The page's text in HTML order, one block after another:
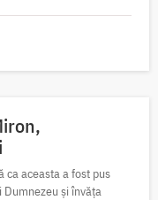
ca aceasta a fost pus
și învăța